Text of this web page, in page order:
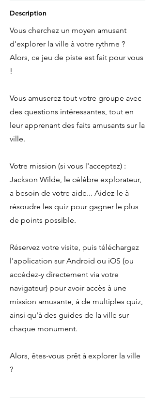
Description
Vous cherchez un moyen amusant
d'explorer la ville à votre rythme ?
Alors, ce jeu de piste est fait pour vous
!
Vous amuserez tout votre groupe avec
des questions intéressantes, tout en
leur apprenant des faits amusants sur la
ville.
Votre mission (si vous l'acceptez) :
Jackson Wilde, le célèbre explorateur,
a besoin de votre aide... Aidez-le à
résoudre les quiz pour gagner le plus
de points possible.
Réservez votre visite, puis téléchargez
l'application sur Android ou iOS (ou
accédez-y directement via votre
navigateur) pour avoir accès à une
mission amusante, à de multiples quiz,
ainsi qu'à des guides de la ville sur
chaque monument.
Alors, êtes-vous prêt à explorer la ville
?